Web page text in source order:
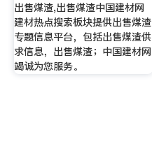
出售煤渣,出售煤渣中国建材网
建材热点搜索板块提供出售煤渣
专题信息平台，包括出售煤渣供
求信息，出售煤渣；中国建材网
竭诚为您服务。